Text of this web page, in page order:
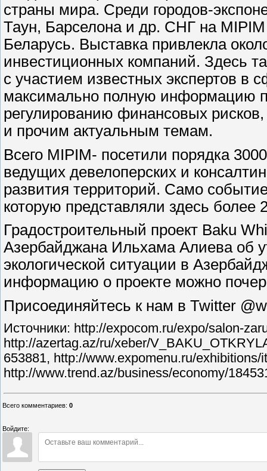
страны мира. Среди городов-
Таун, Барселона и др. СНГ на
Беларусь. Выставка привлекла
инвестиционных компаний. Здесь
c участием известных экспертов в
максимально полную информацию
регулированию финансовых
и прочим актуальным темам.
Всего MIPIM- посетили порядка
ведущих девелоперских и
развития территорий. Само
которую представляли здесь
Градостроительный проект Baku
Азербайджана Ильхама Алиева об
экологической ситуации в
информацию о проекте можно
Присоединяйтесь к нам в Twitter
Источники: http://expocom.ru/expo/salon-
http://azertag.az/ru/xeber/
653881, http://www.expomenu.ru/
http://www.trend.az/business/economy/
Всего комментариев: 0
Войдите: